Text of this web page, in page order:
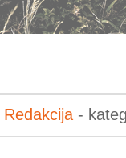
Redakcija -